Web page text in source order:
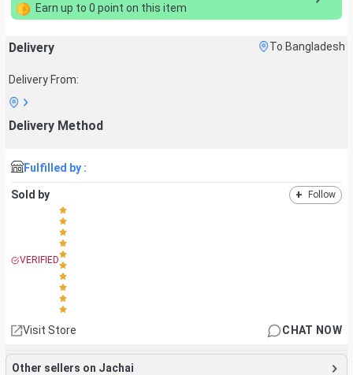
Earn up to 0 point on this item
Delivery To Bangladesh
Delivery From:
Delivery Method
Fulfilled by :
Sold by + Follow
VERIFIED
Visit Store CHAT NOW
Other sellers on Jachai